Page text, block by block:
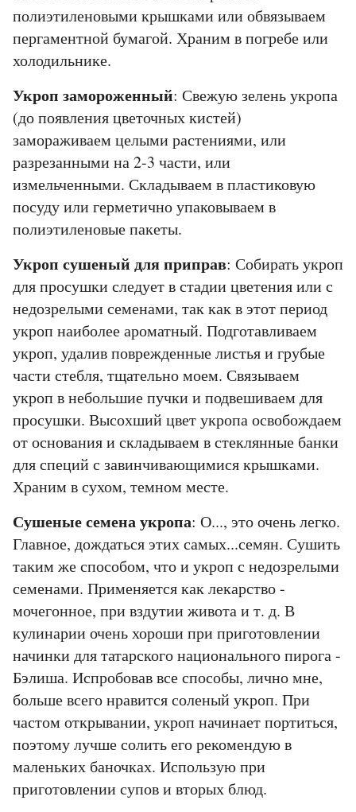
полиэтиленовыми крышками или обвязываем
пергаментной бумагой. Храним в погребе или
холодильнике.
Укроп замороженный: Свежую зелень укропа
(до появления цветочных кистей)
замораживаем целыми растениями, или
разрезанными на 2-3 части, или
измельченными. Складываем в пластиковую
посуду или герметично упаковываем в
полиэтиленовые пакеты.
Укроп сушеный для приправ: Собирать укроп
для просушки следует в стадии цветения или с
недозрелыми семенами, так как в этот период
укроп наиболее ароматный. Подготавливаем
укроп, удалив поврежденные листья и грубые
части стебля, тщательно моем. Связываем
укроп в небольшие пучки и подвешиваем для
просушки. Высохший цвет укропа освобождаем
от основания и складываем в стеклянные банки
для специй с завинчивающимися крышками.
Храним в сухом, темном месте.
Сушеные семена укропа: О..., это очень легко.
Главное, дождаться этих самых...семян. Сушить
таким же способом, что и укроп с недозрелыми
семенами. Применяется как лекарство -
мочегонное, при вздутии живота и т. д. В
кулинарии очень хороши при приготовлении
начинки для татарского национального пирога -
Бэлиша. Испробовав все способы, лично мне,
больше всего нравится соленый укроп. При
частом открывании, укроп начинает портиться,
поэтому лучше солить его рекомендую в
маленьких баночках. Использую при
приготовлении супов и вторых блюд.